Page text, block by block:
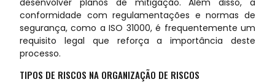
desenvolver planos de mitigação. Além disso, a
conformidade com regulamentações e normas de
segurança, como a ISO 31000, é frequentemente um
requisito legal que reforça a importância deste
processo.
TIPOS DE RISCOS NA ORGANIZAÇÃO DE RISCOS